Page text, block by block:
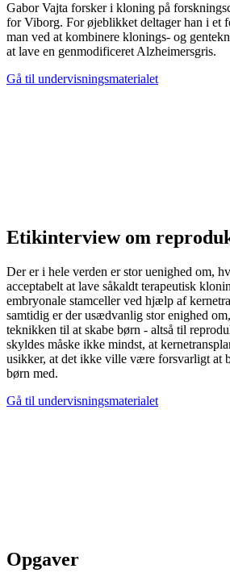
Gabor Vajta forsker i kloning på
for Viborg. For øjeblikket deltager han i et
man ved at kombinere klonings- og
at lave en genmodificeret Alzheimersgris.
Gå til undervisningsmaterialet
Etikinterview om
Der er i hele verden er stor uenighed om,
acceptabelt at lave såkaldt terapeutisk
embryonale stamceller ved hjælp af
samtidig er der usædvanlig stor enighed
teknikken til at skabe børn - altså til
skyldes måske ikke mindst, at
usikker, at det ikke ville være forsvarligt at
børn med.
Gå til undervisningsmaterialet
Opgaver